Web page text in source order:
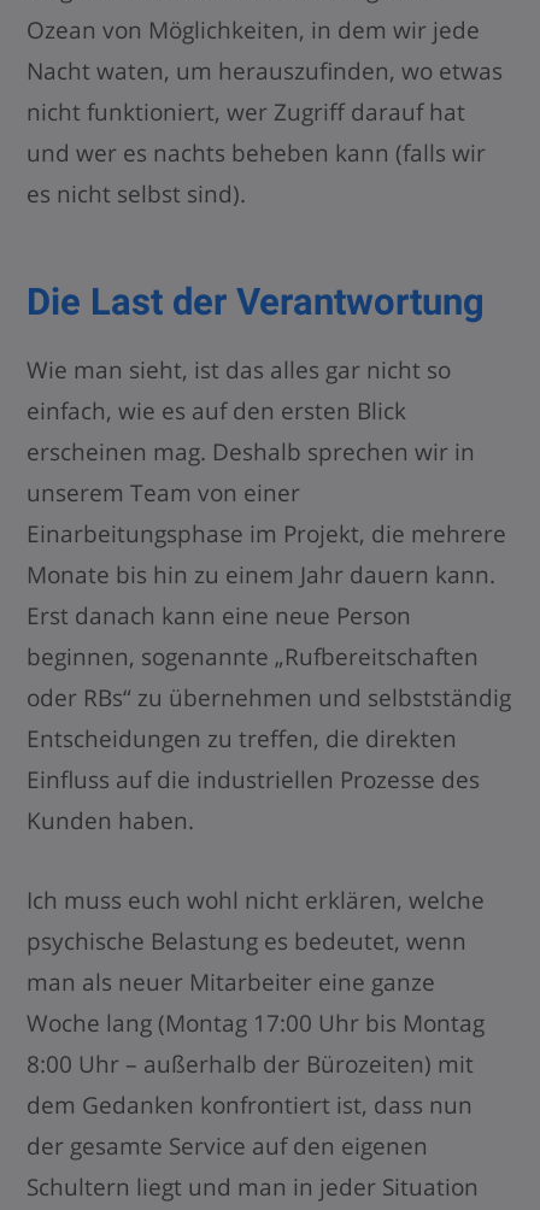
Ozean von Möglichkeiten, in dem wir jede
Nacht waten, um herauszufinden, wo etwas
nicht funktioniert, wer Zugriff darauf hat
und wer es nachts beheben kann (falls wir
es nicht selbst sind).
Die Last der Verantwortung
Wie man sieht, ist das alles gar nicht so
einfach, wie es auf den ersten Blick
erscheinen mag. Deshalb sprechen wir in
unserem Team von einer
Einarbeitungsphase im Projekt, die mehrere
Monate bis hin zu einem Jahr dauern kann.
Erst danach kann eine neue Person
beginnen, sogenannte „Rufbereitschaften
oder RBs“ zu übernehmen und selbstständig
Entscheidungen zu treffen, die direkten
Einfluss auf die industriellen Prozesse des
Kunden haben.
Ich muss euch wohl nicht erklären, welche
psychische Belastung es bedeutet, wenn
man als neuer Mitarbeiter eine ganze
Woche lang (Montag 17:00 Uhr bis Montag
8:00 Uhr – außerhalb der Bürozeiten) mit
dem Gedanken konfrontiert ist, dass nun
der gesamte Service auf den eigenen
Schultern liegt und man in jeder Situation